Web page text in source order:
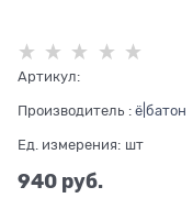
Артикул:
Производитель : ё|батон
Ед. измерения: шт
940 руб.